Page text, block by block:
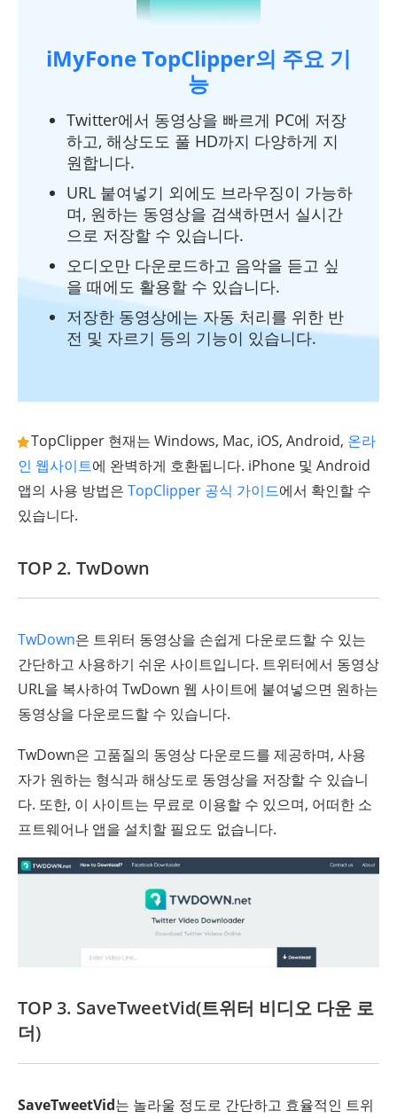
iMyFone TopClipper의 주요 기
능
Twitter에서 동영상을 빠르게 PC에 저장
하고, 해상도도 풀 HD까지 다양하게 지
원합니다.
URL 붙여넣기 외에도 브라우징이 가능하
며, 원하는 동영상을 검색하면서 실시간
으로 저장할 수 있습니다.
오디오만 다운로드하고 음악을 듣고 싶
을 때에도 활용할 수 있습니다.
저장한 동영상에는 자동 처리를 위한 반
전 및 자르기 등의 기능이 있습니다.
TopClipper 현재는 Windows, Mac, iOS, Android, 온라
인 웹사이트에 완벽하게 호환됩니다. iPhone 및 Android
앱의 사용 방법은 TopClipper 공식 가이드에서 확인할 수
있습니다.
TOP 2. TwDown
TwDown은 트위터 동영상을 손쉽게 다운로드할 수 있는
간단하고 사용하기 쉬운 사이트입니다. 트위터에서 동영상
URL을 복사하여 TwDown 웹 사이트에 붙여넣으면 원하는
동영상을 다운로드할 수 있습니다.
TwDown은 고품질의 동영상 다운로드를 제공하며, 사용
자가 원하는 형식과 해상도로 동영상을 저장할 수 있습니
다. 또한, 이 사이트는 무료로 이용할 수 있으며, 어떠한 소
프트웨어나 앱을 설치할 필요도 없습니다.
TOP 3. SaveTweetVid(트위터 비디오 다운 로
더)
SaveTweetVid는 놀라울 정도로 간단하고 효율적인 트위